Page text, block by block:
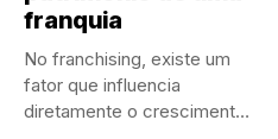
franquia
No franchising, existe um
fator que influencia
diretamente o crescimento